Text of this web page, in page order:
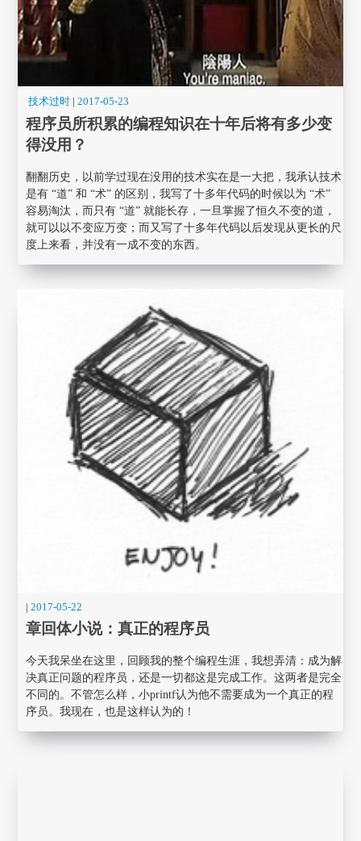
技术过时 |2017-05-23
程序员所积累的编程知识在十年后将有多少变
得没用？
翻翻历史，以前学过现在没用的技术实在是一大把，我承认技术
是有 “道” 和 “术” 的区别，我写了十多年代码的时候以为 “术”
容易淘汰，而只有 “道” 就能长存，一旦掌握了恒久不变的道，
就可以以不变应万变；而又写了十多年代码以后发现从更长的尺
度上来看，并没有一成不变的东西。
|2017-05-22
章回体小说：真正的程序员
今天我呆坐在这里，回顾我的整个编程生涯，我想弄清：成为解
决真正问题的程序员，还是一切都这是完成工作。这两者是完全
不同的。不管怎么样，小printf认为他不需要成为一个真正的程
序员。我现在，也是这样认为的！